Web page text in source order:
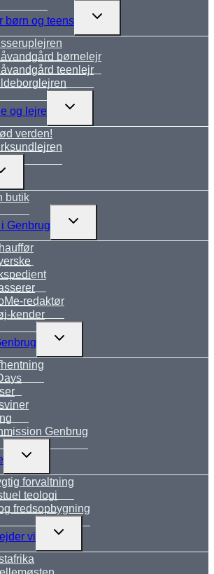
børn og teens
Skift
børnelejr
teenlejr
og lejre
Skift
verden!
butik
Genbrug
Skift
redaktør
kender
Skift
Genbrug
Skift
forvaltning
teologi
fredsopbygning
vi
Skift